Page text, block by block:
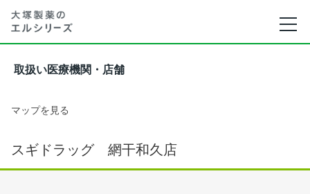
取扱い医療機関・店舗
マップを見る
スギドラッグ 網干和久店